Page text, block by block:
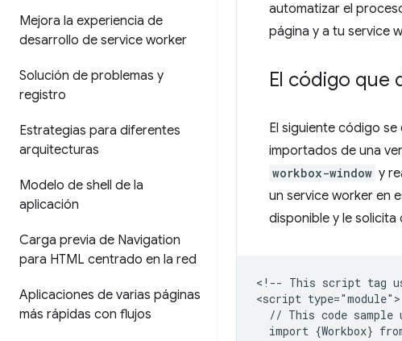
Mejora la experiencia de
desarrollo de service worker
Solución de problemas y
registro
Estrategias para diferentes
arquitecturas
Modelo de shell de la
aplicación
Carga previa de Navigation
para HTML centrado en la red
Aplicaciones de varias páginas
más rápidas con flujos
automatizar el
página y a tu service
El código que
El siguiente código
importados de una
workbox-window y
un service worker en
disponible y le solicita
<!-- This script tag
<script type="module">
// This code sample
import {Workbox}